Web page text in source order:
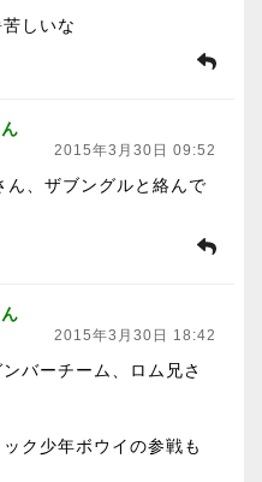
しいな
2015年3月30日 09:52
、ザブングルと絡んで
2015年3月30日 18:42
バーチーム、ロム兄さ
ク少年ボウイの参戦も